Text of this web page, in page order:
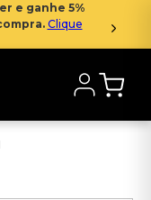
e ganhe 5%
Clique